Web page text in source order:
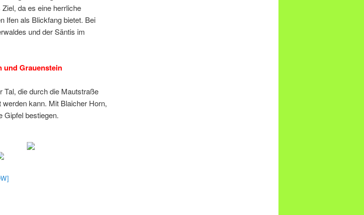
da es eine herrliche
Ifen als Blickfang bietet. Bei
und der Säntis im
und Grauenstein
Tal, die durch die Mautstraße
kann. Mit Blaicher Horn,
Gipfel bestiegen.